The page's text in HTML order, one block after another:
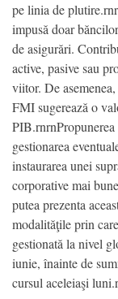
pe linia de
impusă doar
de asigurări.
active, pasive sau
viitor. De
FMI sugerează o
gestionarea
instaurarea unei
corporative mai
putea prezenta
modalităţile prin
gestionată la nivel
iunie, înainte de
cursul aceleiaşi